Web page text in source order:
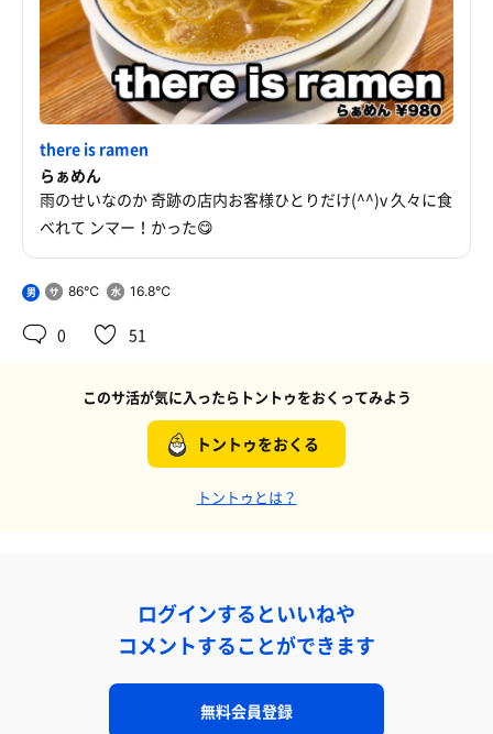
there is ramen
らぁめん
雨のせいなのか 奇跡の店内お客様ひとりだけ(^^)v 久々に食
べれて ンマー！かった😋
男 86℃ 16.8℃
0 51
このサ活が気に入ったらトントゥをおくってみよう
トントゥをおくる
トントゥとは？
ログインするといいねや
コメントすることができます
無料会員登録